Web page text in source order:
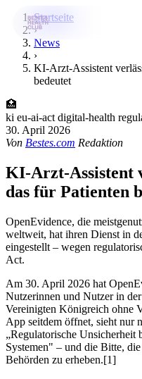
Datenbank
News
Über uns
Für Unternehmen
Jetzt downloaden
Startseite
›
News
›
KI-Arzt-Assistent
bedeutet
🏥
ki eu-ai-act digital-health
30. April 2026
Von Bestes.com Redaktion
KI-Arzt-Assistent
das für Patienten
OpenEvidence, die
weltweit, hat ihren Dienst in
eingestellt – wegen
Act.
Am 30. April 2026 hat
Nutzerinnen und Nutzer in
Vereinigten Königreich ohne
App seitdem öffnet, sieht nur
„Regulatorische
Systemen" – und die Bitte,
Behörden zu erheben.[1]